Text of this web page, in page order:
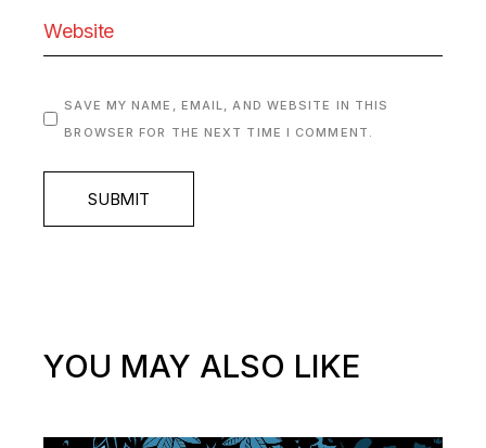
SAVE MY NAME, EMAIL, AND WEBSITE IN THIS
BROWSER FOR THE NEXT TIME I COMMENT.
SUBMIT
YOU MAY ALSO LIKE